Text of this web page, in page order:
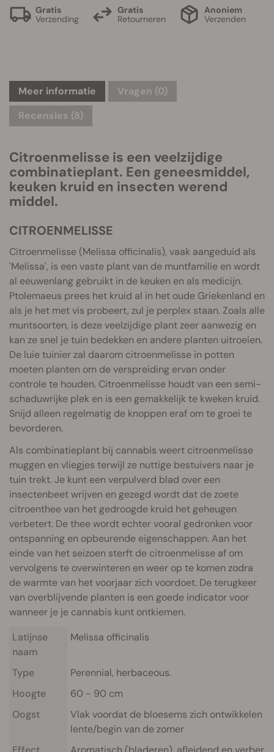
Gratis
Verzending
Gratis
Retourneren
Anoniem
Verzenden
Meer informatie Vragen (0)
Recensies (8)
Citroenmelisse is een veelzijdige
combinatieplant. Een geneesmiddel,
keuken kruid en insecten werend
middel.
CITROENMELISSE
Citroenmelisse (Melissa officinalis), vaak aangeduid als
'Melissa', is een vaste plant van de muntfamilie en wordt
al eeuwenlang gebruikt in de keuken en als medicijn.
Ptolemaeus prees het kruid al in het oude Griekenland en
als je het met vis probeert, zul je perplex staan. Zoals alle
muntsoorten, is deze veelzijdige plant zeer aanwezig en
kan ze snel je tuin bedekken en andere planten uitroeien.
De luie tuinier zal daarom citroenmelisse in potten
moeten planten om de verspreiding ervan onder
controle te houden. Citroenmelisse houdt van een semi-
schaduwrijke plek en is een gemakkelijk te kweken kruid.
Snijd alleen regelmatig de knoppen eraf om te groei te
bevorderen.
Als combinatieplant bij cannabis weert citroenmelisse
muggen en vliegjes terwijl ze nuttige bestuivers naar je
tuin trekt. Je kunt een verpulverd blad over een
insectenbeet wrijven en gezegd wordt dat de zoete
citroenthee van het gedroogde kruid het geheugen
verbetert. De thee wordt echter vooral gedronken voor
ontspanning en opbeurende eigenschappen. Aan het
einde van het seizoen sterft de citroenmelisse af om
vervolgens te overwinteren en weer op te komen zodra
de warmte van het voorjaar zich voordoet. De terugkeer
van overblijvende planten is een goede indicator voor
wanneer je je cannabis kunt ontkiemen.
Latijnse
naam
Melissa officinalis
Type
Perennial, herbaceous.
Hoogte
60 - 90 cm
Oogst
Vlak voordat de bloesems zich ontwikkelen -
lente/begin van de zomer